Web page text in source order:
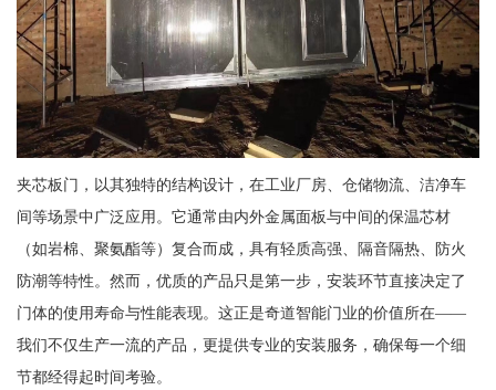
夹芯板门，以其独特的结构设计，在工业厂房、仓储物流、洁净车
间等场景中广泛应用。它通常由内外金属面板与中间的保温芯材
（如岩棉、聚氨酯等）复合而成，具有轻质高强、隔音隔热、防火
防潮等特性。然而，优质的产品只是第一步，安装环节直接决定了
门体的使用寿命与性能表现。这正是奇道智能门业的价值所在——
我们不仅生产一流的产品，更提供专业的安装服务，确保每一个细
节都经得起时间考验。